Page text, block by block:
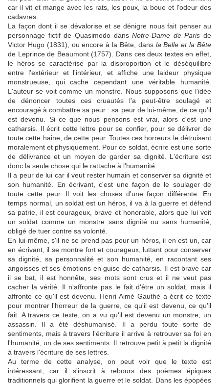
car il vit et mange avec les rats, les poux, la boue et l'odeur des
cadavres.
La façon dont il se dévalorise et se dénigre nous fait penser au
personnage fictif de Quasimodo dansNotre-Dame de Paris de
Victor Hugo (1831), ou encore à la Bête, dans la Belle et la Bête
de Leprince de Beaumont (1757). Dans ces deux textes en effet,
le héros se caractérise par la disproportion et le déséquilibre
entre l'extérieur et l'intérieur, et affiche une laideur physique
monstrueuse, qui cache cependant une véritable humanité.
L'auteur se voit comme un monstre. Nous supposons que l'idée
de dénoncer toutes ces cruautés l'a peut-être soulagé et
encouragé à combattre sa peur : sa peur de lui-même, de ce qu'il
est devenu. Si ce que nous pensons est vrai, alors c'est une
catharsis. Il écrit cette lettre pour se confier, pour se délivrer de
toute cette haine, de cette peur. Toutes ces horreurs le détruisent
moralement et physiquement. Pour ce soldat, écrire est une sorte
de délivrance et un moyen de garder sa dignité. L'écriture est
donc la seule chose qui le rattache à l'humanité.
Il a peur de lui car il veut rester humain et conserver sa dignité et
son humanité. En écrivant, c'est une façon de le soulager de
toute cette peur. Il voit les choses d'une façon différente. En
temps normal, un soldat est un héros, il va à la guerre et défend
sa patrie, il est courageux, brave et honorable, alors que lui voit
un soldat comme un monstre sans dignité ou sans humanité,
obligé de tuer contre sa volonté.
En lui-même, s'il ne se prend pas pour un héros, il en est un, car
en écrivant, il se montre fort et courageux, luttant pour conserver
sa dignité, sa personnalité et son humanité, en racontant ses
angoisses et ses émotions en guise de catharsis. Il est brave car
il se bat, il est honnête, ses mots sont crus et il ne veut pas
cacher la vérité. Il n'affronte pas le fait d'être un soldat, mais il
affronte ce qu'il est devenu. Henri Aimé Gauthé a écrit ce texte
pour montrer l'horreur de la guerre, ce qu'il est devenu, ce qu'il
fait. A travers ce texte, on a vu qu'il est devenu un monstre, un
assassin. Il a été déshumanisé. Il a perdu toute sorte de
sentiments, mais à travers l'écriture il arrive à retrouver sa foi en
l'humanité, un de ses sentiments. Il retrouve petit à petit la dignité
à travers l'écriture de ses lettres.
Au terme de cette analyse, on peut voir que le texte est
intéressant, car il s'inscrit à rebours des poèmes épiques
traditionnels qui glorifient la guerre et le soldat. Dans les épopées